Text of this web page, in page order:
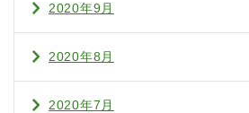
2020年9月
2020年8月
2020年7月